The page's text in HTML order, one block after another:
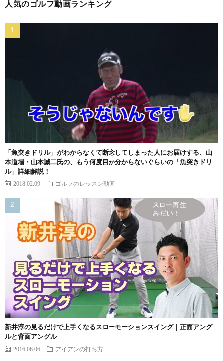
人気のゴルフ動画ランキング
「魚突きドリル」がわからなくて断念してしまった人にお届けする、山
本道場・山本誠二氏の、もう何度目か分からないぐらいの「魚突きドリ
ル」詳細解説！
2018.02.09 ゴルフのレッスン動画
新井淳の見るだけで上手くなるスローモーションスイング｜正面アング
ルと背面アングル
2016.06.06 アイアンの打ち方